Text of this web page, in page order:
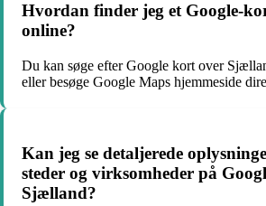
Hvordan finder jeg et Google-
online?
Du kan søge efter Google kort over
eller besøge Google Maps hjemmeside
Kan jeg se detaljerede
steder og virksomheder på
Sjælland?